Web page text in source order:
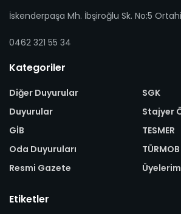
İskenderpaşa Mh. İbşiroğlu Sk. No:5
0462 321 55 34
Kategoriler
Diğer Duyurular
Duyurular
GİB
Oda Duyuruları
Resmi Gazete
SGK
Stajyer
TESMER
TÜRMOB
Etiketler